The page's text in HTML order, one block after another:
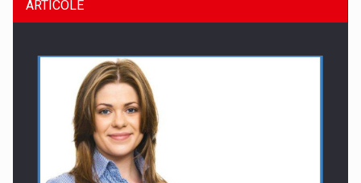
CEO Conference - Shaping The Future - Technology and…
ARTICOLE